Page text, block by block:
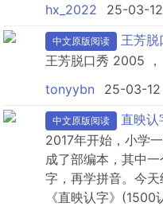
hx_2022 25-03-12
中文原版阅读
王芳
王芳脱口秀 2005
tonyybn
25-03-12
中文原版阅读
直映认
2017年开始，小学
成了部编本，其中
字，再学拼音。今天
《直映认字》